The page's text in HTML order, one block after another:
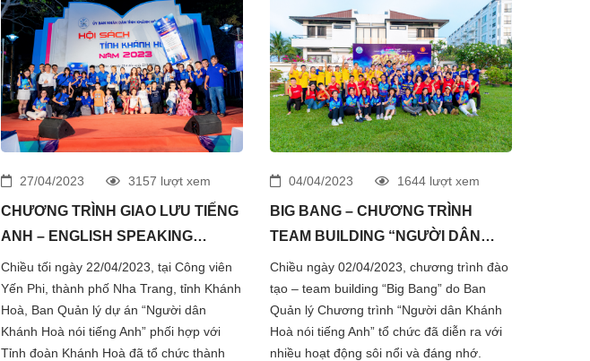
27/04/2023 3157 lượt xem
CHƯƠNG TRÌNH GIAO LƯU TIẾNG
ANH – ENGLISH SPEAKING
EVENT
Chiều tối ngày 22/04/2023, tại Công viên
Yến Phi, thành phố Nha Trang, tỉnh Khánh
Hoà, Ban Quản lý dự án “Người dân
Khánh Hoà nói tiếng Anh” phối hợp với
Tỉnh đoàn Khánh Hoà đã tổ chức thành
04/04/2023 1644 lượt xem
BIG BANG – CHƯƠNG TRÌNH
TEAM BUILDING “NGƯỜI DÂN
KHÁNH HOÀ NÓI TIẾNG ANH”
Chiều ngày 02/04/2023, chương trình đào
tạo – team building “Big Bang” do Ban
Quản lý Chương trình “Người dân Khánh
Hoà nói tiếng Anh” tổ chức đã diễn ra với
nhiều hoạt động sôi nổi và đáng nhớ.